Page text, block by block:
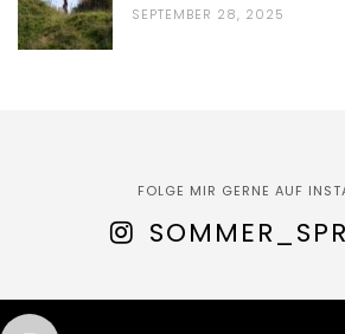
SEPTEMBER 28, 2025
FOLGE MIR GERNE AUF